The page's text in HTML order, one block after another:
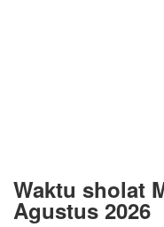
Waktu sholat
Agustus 2026